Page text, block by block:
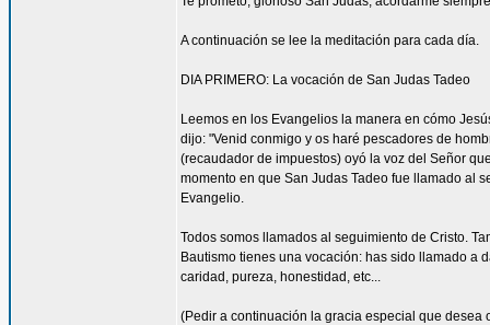
A continuación se lee la meditación para cada día.
DIA PRIMERO: La vocación de San Judas Tadeo
Leemos en los Evangelios la manera en cómo
dijo: "Venid conmigo y os haré pescadores de
(recaudador de impuestos) oyó la voz del Señor
momento en que San Judas Tadeo fue llamado al
Evangelio.
Todos somos llamados al seguimiento de Cristo.
Bautismo tienes una vocación: has sido llamado a
caridad, pureza, honestidad, etc...
(Pedir a continuación la gracia especial que desea